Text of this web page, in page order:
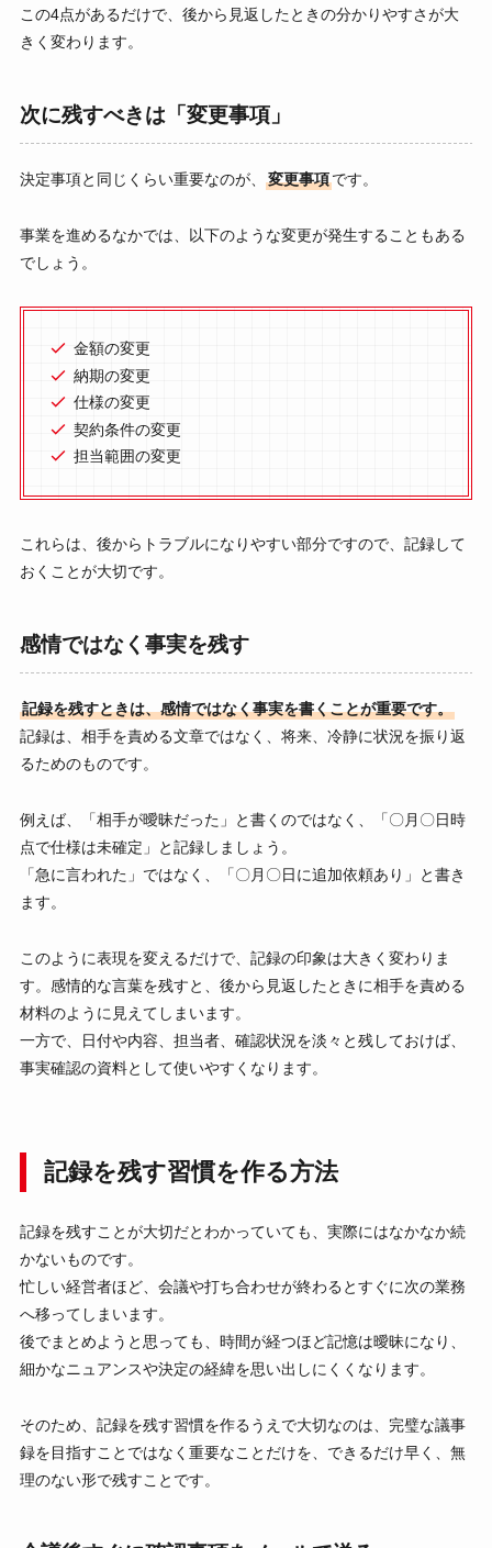
この4点があるだけで、後から見返したときの分かりやすさが大
きく変わります。
次に残すべきは「変更事項」
決定事項と同じくらい重要なのが、 変更事項です。
事業を進めるなかでは、以下のような変更が発生することもある
でしょう。
金額の変更
納期の変更
仕様の変更
契約条件の変更
担当範囲の変更
これらは、後からトラブルになりやすい部分ですので、記録して
おくことが大切です。
感情ではなく事実を残す
記録を残すときは、感情ではなく事実を書くことが重要です。
記録は、相手を責める文章ではなく、将来、冷静に状況を振り返
るためのものです。
例えば、「相手が曖昧だった」と書くのではなく、「〇月〇日時
点で仕様は未確定」と記録しましょう。
「急に言われた」ではなく、「〇月〇日に追加依頼あり」と書き
ます。
このように表現を変えるだけで、記録の印象は大きく変わりま
す。感情的な言葉を残すと、後から見返したときに相手を責める
材料のように見えてしまいます。
一方で、日付や内容、担当者、確認状況を淡々と残しておけば、
事実確認の資料として使いやすくなります。
記録を残す習慣を作る方法
記録を残すことが大切だとわかっていても、実際にはなかなか続
かないものです。
忙しい経営者ほど、会議や打ち合わせが終わるとすぐに次の業務
へ移ってしまいます。
後でまとめようと思っても、時間が経つほど記憶は曖昧になり、
細かなニュアンスや決定の経緯を思い出しにくくなります。
そのため、記録を残す習慣を作るうえで大切なのは、完璧な議事
録を目指すことではなく重要なことだけを、できるだけ早く、無
理のない形で残すことです。